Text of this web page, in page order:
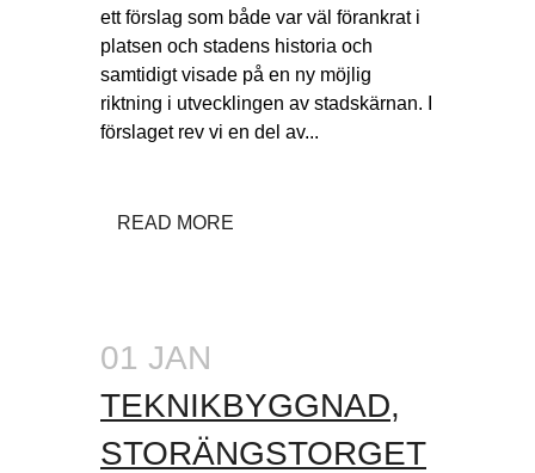
ett förslag som både var väl förankrat i
platsen och stadens historia och
samtidigt visade på en ny möjlig
riktning i utvecklingen av stadskärnan. I
förslaget rev vi en del av...
READ MORE
01 JAN
TEKNIKBYGGNAD,
STORÄNGSTORGET